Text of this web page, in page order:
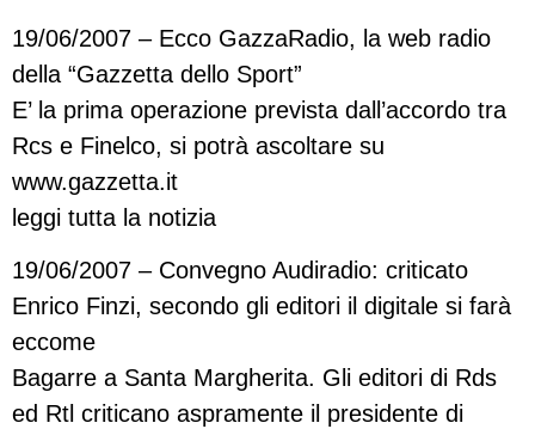
19/06/2007 – Ecco GazzaRadio, la web radio
della “Gazzetta dello Sport”
E’ la prima operazione prevista dall’accordo tra
Rcs e Finelco, si potrà ascoltare su
www.gazzetta.it
leggi tutta la notizia
19/06/2007 – Convegno Audiradio: criticato
Enrico Finzi, secondo gli editori il digitale si farà
eccome
Bagarre a Santa Margherita. Gli editori di Rds
ed Rtl criticano aspramente il presidente di